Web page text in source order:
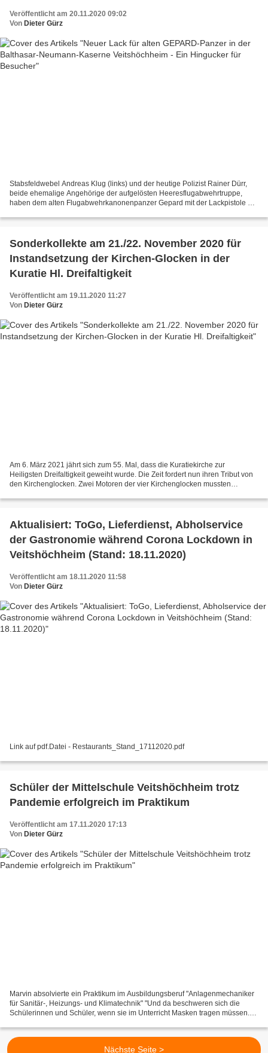
Veröffentlicht am 20.11.2020 09:02
Von Dieter Gürz
Stabsfeldwebel Andreas Klug (links) und der heutige Polizist Rainer Dürr,
beide ehemalige Angehörige der aufgelösten Heeresflugabwehrtruppe,
haben dem alten Flugabwehrkanonenpanzer Gepard mit der Lackpistole ein
Sonderkollekte am 21./22. November 2020 für
Instandsetzung der Kirchen-Glocken in der
Kuratie Hl. Dreifaltigkeit
Veröffentlicht am 19.11.2020 11:27
Von Dieter Gürz
Am 6. März 2021 jährt sich zum 55. Mal, dass die Kuratiekirche zur
Heiligsten Dreifaltigkeit geweiht wurde. Die Zeit fordert nun ihren Tribut von
den Kirchenglocken. Zwei Motoren der vier Kirchenglocken mussten
Aktualisiert: ToGo, Lieferdienst, Abholservice
der Gastronomie während Corona Lockdown in
Veitshöchheim (Stand: 18.11.2020)
Veröffentlicht am 18.11.2020 11:58
Von Dieter Gürz
Link auf pdf.Datei - Restaurants_Stand_17112020.pdf
Schüler der Mittelschule Veitshöchheim trotz
Pandemie erfolgreich im Praktikum
Veröffentlicht am 17.11.2020 17:13
Von Dieter Gürz
Marvin absolvierte ein Praktikum im Ausbildungsberuf "Anlagenmechaniker
für Sanitär-, Heizungs- und Klimatechnik" "Und da beschweren sich die
Schülerinnen und Schüler, wenn sie im Unterricht Masken tragen müssen.
Nächste Seite >